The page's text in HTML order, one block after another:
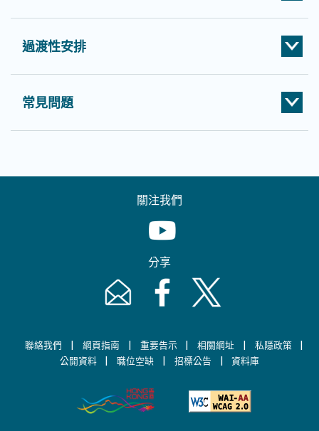
過渡性安排
常見問題
關注我們
Youtube [This link will pop up in
分享
Email [This link will pop up in a new
Facebook [This link will pop up
Twitter [This link will
聯絡我們 | 網頁指南 | 重要告示 | 相關網址 | 私隱政策 |
公開資料 | 職位空缺 | 招標公告 | 資料庫